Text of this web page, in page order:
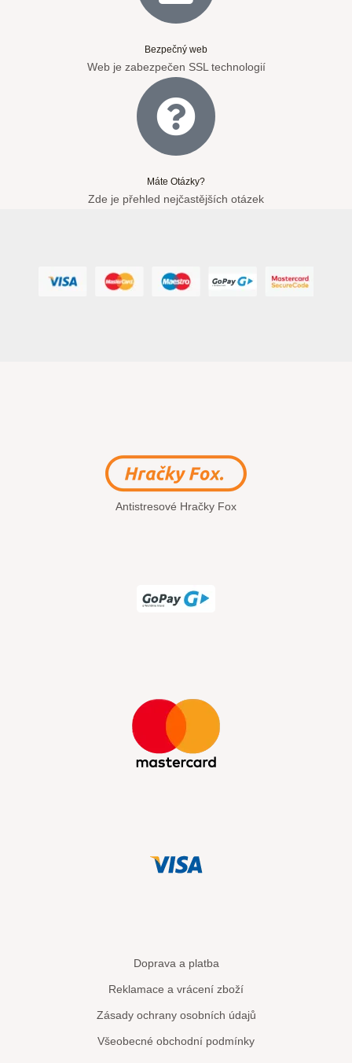
Bezpečný web
Web je zabezpečen SSL technologií
Máte Otázky?
Zde je přehled nejčastějších otázek
Antistresové Hračky Fox
Doprava a platba
Reklamace a vrácení zboží
Zásady ochrany osobních údajů
Všeobecné obchodní podmínky